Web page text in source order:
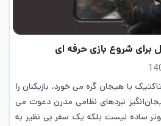
برای شروع بازی حرفه ای
با هیجان گره می خورد، بازیکنان را
نبردهای نظامی مدرن دعوت می
ساده نیست بلکه یک سفر بی نظیر به